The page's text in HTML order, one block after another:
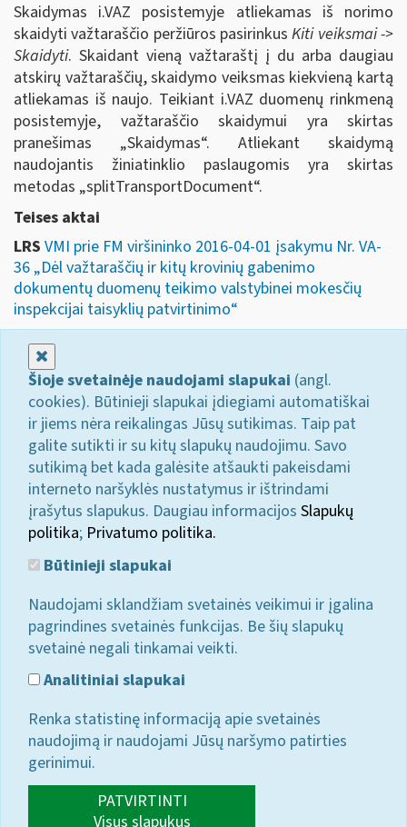
Skaidymas i.VAZ posistemyje atliekamas iš norimo
skaidyti važtaraščio peržiūros pasirinkusKiti veiksmai ->
Skaidyti. Skaidant vieną važtaraštį į du arba daugiau
atskirų važtaraščių, skaidymo veiksmas kiekvieną kartą
atliekamas iš naujo. Teikiant i.VAZ duomenų rinkmeną
posistemyje, važtaraščio skaidymui yra skirtas
pranešimas „Skaidymas“. Atliekant skaidymą
naudojantis žiniatinklio paslaugomis yra skirtas
metodas „splitTransportDocument“.
Teises aktai
LRS VMI prie FM viršininko 2016-04-01 įsakymu Nr. VA-
36 „Dėl važtaraščių ir kitų krovinių gabenimo
dokumentų duomenų teikimo valstybinei mokesčių
inspekcijai taisyklių patvirtinimo“
Šioje svetainėje naudojami slapukai (angl.
cookies). Būtinieji slapukai įdiegiami automatiškai
ir jiems nėra reikalingas Jūsų sutikimas. Taip pat
galite sutikti ir su kitų slapukų naudojimu. Savo
sutikimą bet kada galėsite atšaukti pakeisdami
interneto naršyklės nustatymus ir ištrindami
įrašytus slapukus. Daugiau informacijos Slapukų
politika; Privatumo politika.
Būtinieji slapukai
Naudojami sklandžiam svetainės veikimui ir įgalina
pagrindines svetainės funkcijas. Be šių slapukų
svetainė negali tinkamai veikti.
Analitiniai slapukai
Renka statistinę informaciją apie svetainės
naudojimą ir naudojami Jūsų naršymo patirties
gerinimui.
PATVIRTINTI
Visus slapukus